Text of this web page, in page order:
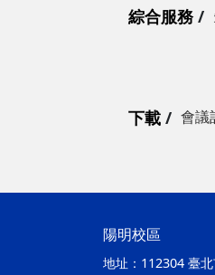
綜合服務
下載 會議
陽明校區
地址： 112304 臺